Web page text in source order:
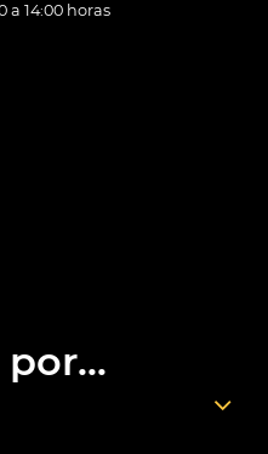
a 14:00 horas